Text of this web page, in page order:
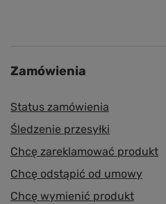
Zamówienia
Status zamówienia
Śledzenie przesyłki
Chcę zareklamować produkt
Chcę odstąpić od umowy
Chcę wymienić produkt